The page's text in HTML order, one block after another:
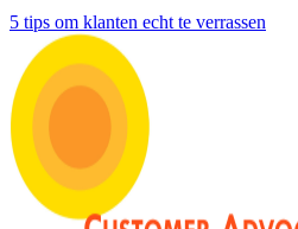
5 tips om klanten echt te verrassen